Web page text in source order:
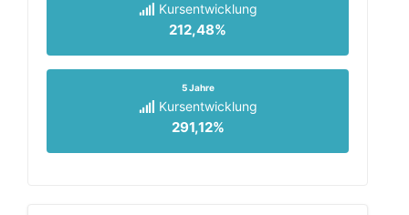
Kursentwicklung
212,48%
5 Jahre
Kursentwicklung
291,12%